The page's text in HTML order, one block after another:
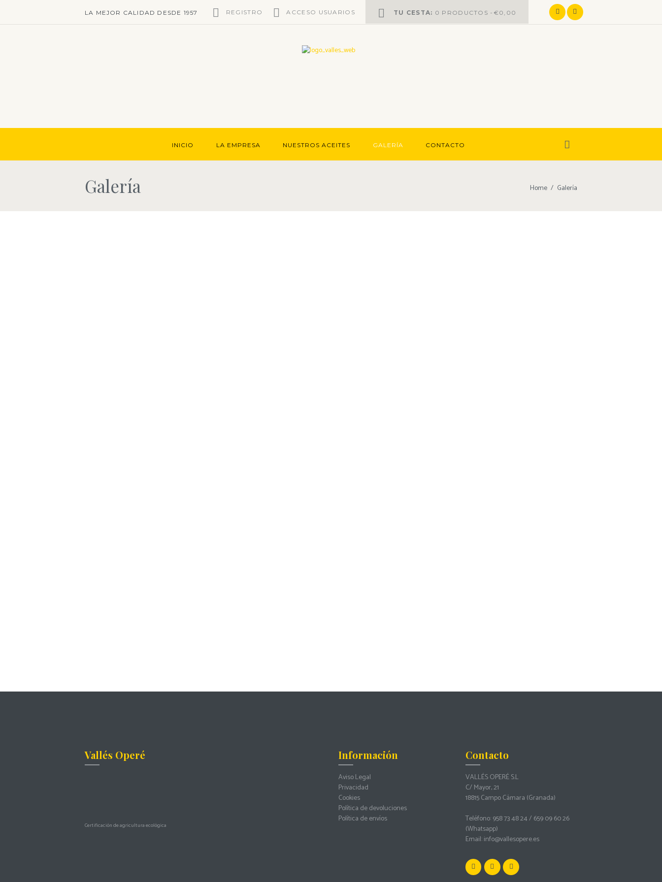
LA MEJOR CALIDAD DESDE 1957 REGISTRO ACCESO USUARIOS TU CESTA: 0 PRODUCTOS - €0,00
INICIO LA EMPRESA NUESTROS ACEITES GALERÍA CONTACTO
Galería Home Galería
Vallés Operé
Certificación de agricultura ecológica
Información
Aviso Legal
Privacidad
Cookies
Política de devoluciones
Política de envíos
Contacto
VALLÉS OPERÉ S.L
C/ Mayor, 21
18815 Campo Cámara (Granada)
Teléfono: 958 73 48 24 / 659 09 60 26
(Whatsapp)
Email:info@vallesopere.es